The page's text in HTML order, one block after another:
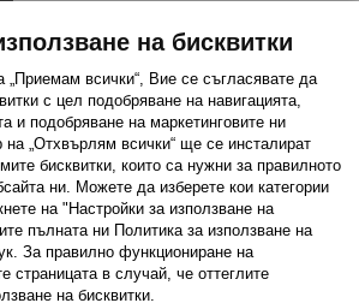
PinterestInstagram
на бисквитки
„Приемам всички“, Вие се съгласявате да
с цел подобряване на навигацията,
и подобряване на маркетинговите ни
на „Отхвърлям всички“ ще се инсталират
бисквитки, които са нужни за правилното
ни. Можете да изберете кои категории
на "Настройки за използване на
пълната ни Политика за използване на
За правилно функциониране на
страницата в случай, че оттеглите
на бисквитки.